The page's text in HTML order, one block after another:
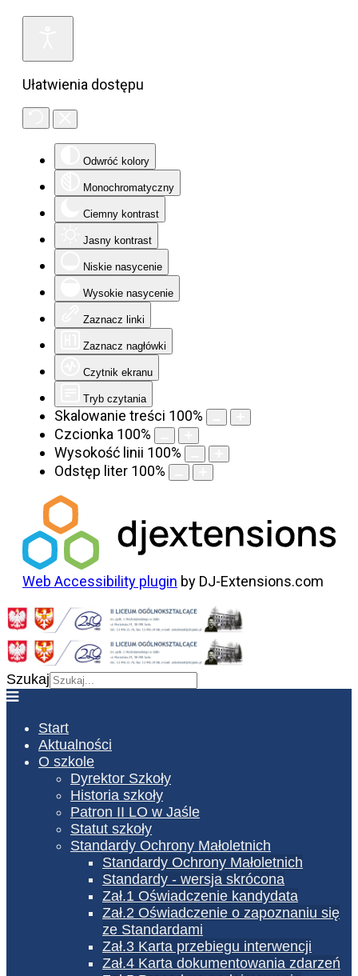
Ułatwienia dostępu
Odwróć kolory
Monochromatyczny
Ciemny kontrast
Jasny kontrast
Niskie nasycenie
Wysokie nasycenie
Zaznacz linki
Zaznacz nagłówki
Czytnik ekranu
Tryb czytania
Skalowanie treści 100%
Czcionka 100%
Wysokość linii 100%
Odstęp liter 100%
Web Accessibility plugin by DJ-Extensions.com
Szukaj
Start
Aktualności
O szkole
Dyrektor Szkoły
Historia szkoły
Patron II LO w Jaśle
Statut szkoły
Standardy Ochrony Małoletnich
Standardy Ochrony Małoletnich
Standardy - wersja skrócona
Zał.1 Oświadczenie kandydata
Zał.2 Oświadczenie o zapoznaniu się
ze Standardami
Zał.3 Karta przebiegu interwencji
Zał.4 Karta dokumentowania zdarzeń